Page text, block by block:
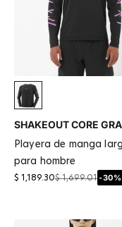
Deep Black
SHAKEOUT CORE
playera de manga larga
para hombre
$ 1,189.30$ 1,699.01-30%